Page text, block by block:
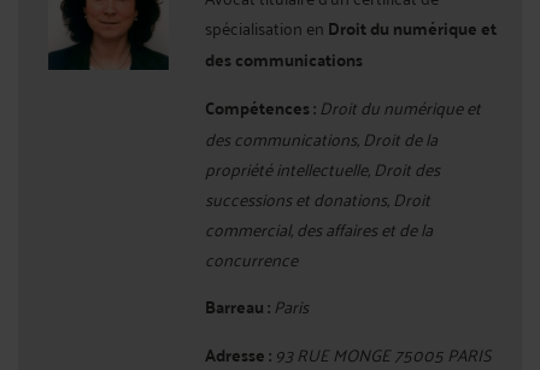
spécialisation en Droit du numérique et
des communications
Compétences : Droit du numérique et
des communications, Droit de la
propriété intellectuelle, Droit des
successions et donations, Droit
commercial, des affaires et de la
concurrence
Barreau : Paris
Adresse : 93 RUE MONGE 75005 PARIS